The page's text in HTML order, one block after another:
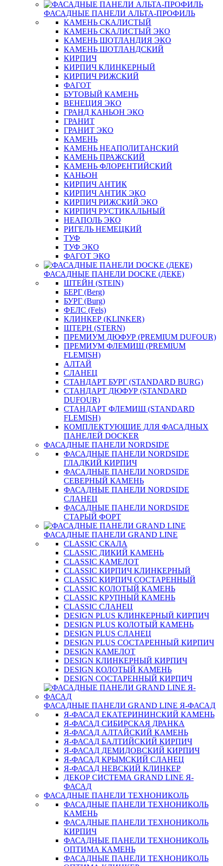
ФАСАДНЫЕ ПАНЕЛИ АЛЬТА-ПРОФИЛЬ
КАМЕНЬ СКАЛИСТЫЙ
КАМЕНЬ СКАЛИСТЫЙ ЭКО
КАМЕНЬ ШОТЛАНДИЯ ЭКО
КАМЕНЬ ШОТЛАНДСКИЙ
КИРПИЧ
КИРПИЧ КЛИНКЕРНЫЙ
КИРПИЧ РИЖСКИЙ
ФАГОТ
БУТОВЫЙ КАМЕНЬ
ВЕНЕЦИЯ ЭКО
ГРАНД КАНЬОН ЭКО
ГРАНИТ
ГРАНИТ ЭКО
КАМЕНЬ
КАМЕНЬ НЕАПОЛИТАНСКИЙ
КАМЕНЬ ПРАЖСКИЙ
КАМЕНЬ ФЛОРЕНТИЙСКИЙ
КАНЬОН
КИРПИЧ АНТИК
КИРПИЧ АНТИК ЭКО
КИРПИЧ РИЖСКИЙ ЭКО
КИРПИЧ РУСТИКАЛЬНЫЙ
НЕАПОЛЬ ЭКО
РИГЕЛЬ НЕМЕЦКИЙ
ТУФ
ТУФ ЭКО
ФАГОТ ЭКО
ФАСАДНЫЕ ПАНЕЛИ DOCKE (ДЕКЕ)
ШТЕЙН (STEIN)
БЕРГ (Berg)
БУРГ (Burg)
ФЕЛС (Fels)
КЛИНКЕР (KLINKER)
ШТЕРН (STERN)
ПРЕМИУМ ДЮФУР (PREMIUM DUFOUR)
ПРЕМИУМ ФЛЕМИШ (PREMIUM
FLEMISH)
АЛТАЙ
СЛАНЕЦ
СТАНДАРТ БУРГ (STANDARD BURG)
СТАНДАРТ ДЮФУР (STANDARD
DUFOUR)
СТАНДАРТ ФЛЕМИШ (STANDARD
FLEMISH)
КОМПЛЕКТУЮЩИЕ ДЛЯ ФАСАДНЫХ
ПАНЕЛЕЙ DOCKER
ФАСАДНЫЕ ПАНЕЛИ NORDSIDE
ФАСАДНЫЕ ПАНЕЛИ NORDSIDE
ГЛАДКИЙ КИРПИЧ
ФАСАДНЫЕ ПАНЕЛИ NORDSIDE
СЕВЕРНЫЙ КАМЕНЬ
ФАСАДНЫЕ ПАНЕЛИ NORDSIDE
СЛАНЕЦ
ФАСАДНЫЕ ПАНЕЛИ NORDSIDE
СТАРЫЙ ФОРТ
ФАСАДНЫЕ ПАНЕЛИ GRAND LINE
CLASSIC СКАЛА
CLASSIC ДИКИЙ КАМЕНЬ
CLASSIC КАМЕЛОТ
CLASSIC КИРПИЧ КЛИНКЕРНЫЙ
CLASSIC КИРПИЧ СОСТАРЕННЫЙ
CLASSIC КОЛОТЫЙ КАМЕНЬ
CLASSIC КРУПНЫЙ КАМЕНЬ
CLASSIC СЛАНЕЦ
DESIGN PLUS КЛИНКЕРНЫЙ КИРПИЧ
DESIGN PLUS КОЛОТЫЙ КАМЕНЬ
DESIGN PLUS СЛАНЕЦ
DESIGN PLUS СОСТАРЕННЫЙ КИРПИЧ
DESIGN КАМЕЛОТ
DESIGN КЛИНКЕРНЫЙ КИРПИЧ
DESIGN КОЛОТЫЙ КАМЕНЬ
DESIGN СОСТАРЕННЫЙ КИРПИЧ
ФАСАДНЫЕ ПАНЕЛИ GRAND LINE Я-ФАСАД
Я-ФАСАД ЕКАТЕРИНИНСКИЙ КАМЕНЬ
Я-ФАСАД СИБИРСКАЯ ДРАНКА
Я-ФАСАД АЛТАЙСКИЙ КАМЕНЬ
Я-ФАСАД БАЛТИЙСКИЙ КИРПИЧ
Я-ФАСАД ДЕМИДОВСКИЙ КИРПИЧ
Я-ФАСАД КРЫМСКИЙ СЛАНЕЦ
Я-ФАСАД НЕВСКИЙ КЛИНКЕР
ДЕКОР СИСТЕМА GRAND LINE Я-
ФАСАД
ФАСАДНЫЕ ПАНЕЛИ ТЕХНОНИКОЛЬ
ФАСАДНЫЕ ПАНЕЛИ ТЕХНОНИКОЛЬ
КАМЕНЬ
ФАСАДНЫЕ ПАНЕЛИ ТЕХНОНИКОЛЬ
КИРПИЧ
ФАСАДНЫЕ ПАНЕЛИ ТЕХНОНИКОЛЬ
ОПТИМА КАМЕНЬ
ФАСАДНЫЕ ПАНЕЛИ ТЕХНОНИКОЛЬ